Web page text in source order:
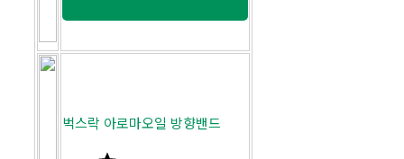
벅스락 아로마오일 방향밴드